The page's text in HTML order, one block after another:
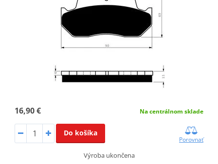
16,90 € Na centrálnom sklade
Do košíka
Porovnať
Výroba ukončena